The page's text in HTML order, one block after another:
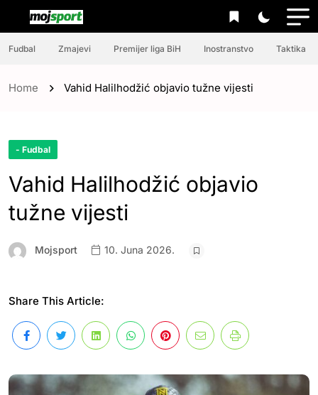
Fudbal Zmajevi Premijer liga BiH Inostranstvo Taktika
Home Vahid Halilhodžić objavio tužne vijesti
- Fudbal
Vahid Halilhodžić objavio
tužne vijesti
Mojsport 10. Juna 2026.
Share This Article: